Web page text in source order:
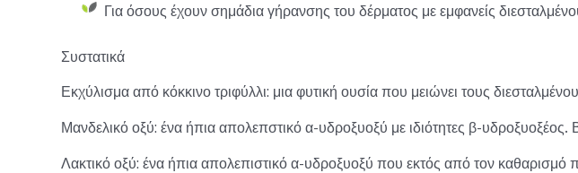
Για όσους έχουν σημάδια γήρανσης του δέρματος με εμφανείς
Συστατικά
Εκχύλισμα από κόκκινο τριφύλλι: μια φυτική ουσία που μειώνει τους
Μανδελικό οξύ: ένα ήπια απολεπστικό α-υδροξυοξύ με ιδιότητες β-υδροξυοξέος.
Λακτικό οξύ: ένα ήπια απολεπιστικό α-υδροξυοξύ που εκτός από τον